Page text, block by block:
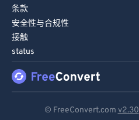
条款
安全性与合规性
接触
status
© FreeConvert.com v2.30